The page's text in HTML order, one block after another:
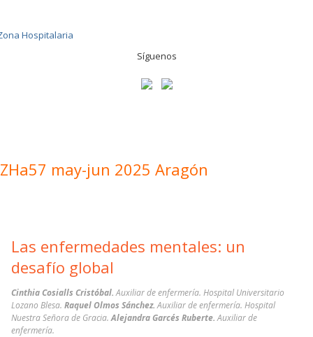
Síguenos
ZHa57 may-jun 2025 Aragón
Las enfermedades mentales: un
desafío global
Cinthia Cosialls Cristóbal.Auxiliar de enfermería. Hospital Universitario
Lozano Blesa. Raquel Olmos Sánchez.Auxiliar de enfermería. Hospital
Nuestra Señora de Gracia.Alejandra Garcés Ruberte.Auxiliar de
enfermería.